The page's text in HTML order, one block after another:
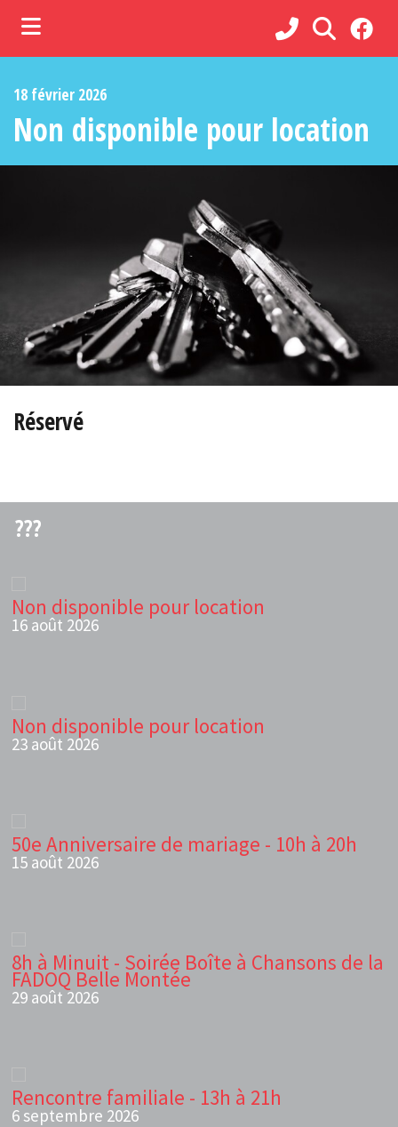
(Services )
(Commerces et tourisme )
18 février 2026
Non disponible pour location
Réservé
???
Non disponible pour location
16 août 2026
Non disponible pour location
23 août 2026
50e Anniversaire de mariage - 10h à 20h
15 août 2026
8h à Minuit - Soirée Boîte à Chansons de la
FADOQ Belle Montée
29 août 2026
Rencontre familiale - 13h à 21h
6 septembre 2026